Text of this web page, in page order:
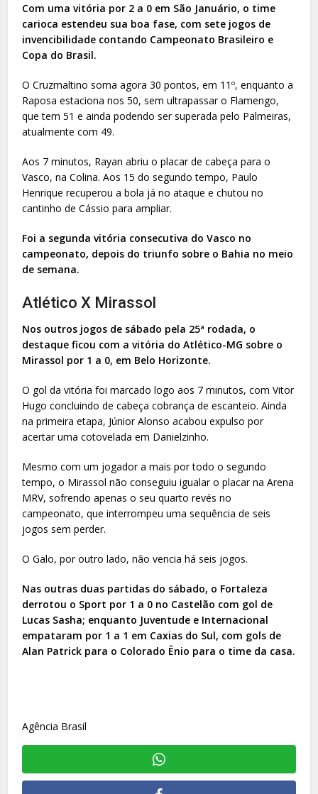
Com uma vitória por 2 a 0 em São Januário, o time
carioca estendeu sua boa fase, com sete jogos de
invencibilidade contando Campeonato Brasileiro e
Copa do Brasil.
O Cruzmaltino soma agora 30 pontos, em 11º, enquanto a
Raposa estaciona nos 50, sem ultrapassar o Flamengo,
que tem 51 e ainda podendo ser superada pelo Palmeiras,
atualmente com 49.
Aos 7 minutos, Rayan abriu o placar de cabeça para o
Vasco, na Colina. Aos 15 do segundo tempo, Paulo
Henrique recuperou a bola já no ataque e chutou no
cantinho de Cássio para ampliar.
Foi a segunda vitória consecutiva do Vasco no
campeonato, depois do triunfo sobre o Bahia no meio
de semana.
Atlético X Mirassol
Nos outros jogos de sábado pela 25ª rodada, o
destaque ficou com a vitória do Atlético-MG sobre o
Mirassol por 1 a 0, em Belo Horizonte.
O gol da vitória foi marcado logo aos 7 minutos, com Vitor
Hugo concluindo de cabeça cobrança de escanteio. Ainda
na primeira etapa, Júnior Alonso acabou expulso por
acertar uma cotovelada em Danielzinho.
Mesmo com um jogador a mais por todo o segundo
tempo, o Mirassol não conseguiu igualar o placar na Arena
MRV, sofrendo apenas o seu quarto revés no
campeonato, que interrompeu uma sequência de seis
jogos sem perder.
O Galo, por outro lado, não vencia há seis jogos.
Nas outras duas partidas do sábado, o Fortaleza
derrotou o Sport por 1 a 0 no Castelão com gol de
Lucas Sasha; enquanto Juventude e Internacional
empataram por 1 a 1 em Caxias do Sul, com gols de
Alan Patrick para o Colorado Ênio para o time da casa.
Agência Brasil